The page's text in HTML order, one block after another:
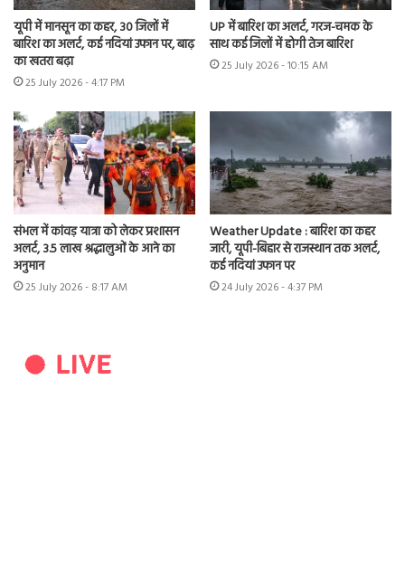
यूपी में मानसून का कहर, 30 जिलों में
बारिश का अलर्ट, कई नदियां उफान पर, बाढ़
का खतरा बढ़ा
25 July 2026 - 4:17 PM
UP में बारिश का अलर्ट, गरज-चमक के
साथ कई जिलों में होगी तेज बारिश
25 July 2026 - 10:15 AM
संभल में कांवड़ यात्रा को लेकर प्रशासन
अलर्ट, 3.5 लाख श्रद्धालुओं के आने का
अनुमान
25 July 2026 - 8:17 AM
Weather Update : बारिश का कहर
जारी, यूपी-बिहार से राजस्थान तक अलर्ट,
कई नदियां उफान पर
24 July 2026 - 4:37 PM